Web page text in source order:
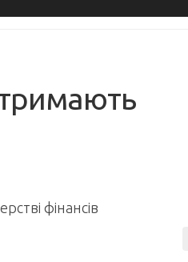
фінансів